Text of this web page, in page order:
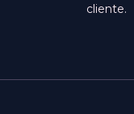
cliente.